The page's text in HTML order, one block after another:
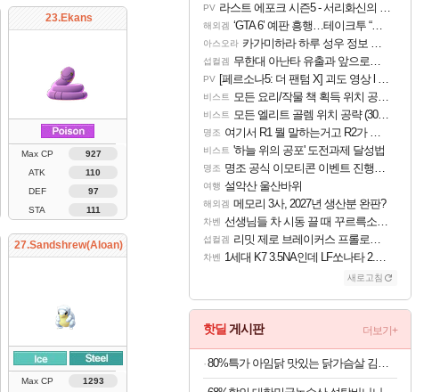
23.Ekans
Max CP
927
ATK
110
DEF
97
STA
111
27.Sandshrew(Aloan)
Max CP
1293
PV 라스트 에포크 시즌5 - 서리화신의 분노 티저
해외겜 ‘GTA 6’ 예판 흥행…테이크투 “내부 예상 크게 넘어”
아스오라 카가미하라 하루 성우 정보 및 주요 필모
섭컬겜 무한대 아난타 유출과 앞으로의 예상 (루머)
PV [페르소나5: 더 팬텀 X] 괴도 영상 l 타카마키 안·댄싱 스타
비스트 모든 요리/작물 책 획득 위치 공략 (36개) - 미식가 도전과제
비스트 모든 엘리트 골렘 위치 공략 (30개) - 방랑 결투가
명조 여기서 R1 뭘 말하는거고 R2가 뭘말하는걸까요?
비스트 '하늘 위의 공포' 도전과제 달성법
명조 명조 공식 이모티콘 이벤트 진행해봤습니다! 참여부터 추첨까지????
여행 설악산 울산바위
해외겜 메모리 3사, 2027년 생산분 완판?
차벤 선생님들 차 시동 끌 때 꾸르륵소리나는데
섭컬겜 리밋 제로 브레이커스 프롤로그 테스트 후기 영상 업로드
차벤 1세대 K7 3.5NA인데 LF쏘나타 2.0NA 기변하면 유류비 절약이 얼마나 될까요..?
새로고침
핫딜 게시판 더보기+
80%특가 아임닭 맛있는 닭가슴살 김치 볶음밥, 200g, 20개